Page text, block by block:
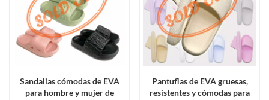
Sandalias cómodas de EVA
para hombre y mujer de
Pantuflas de EVA gruesas,
resistentes y cómodas para